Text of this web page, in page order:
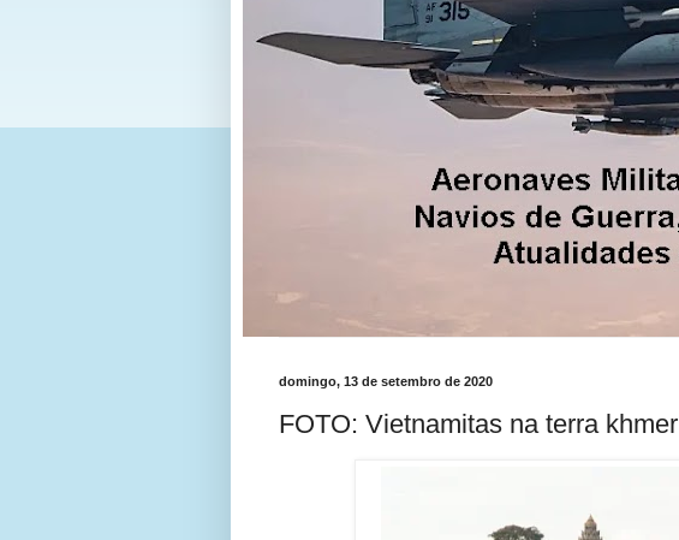
domingo, 13 de setembro de 2020
FOTO: Vietnamitas na terra khmer